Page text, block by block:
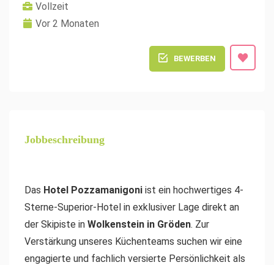
Vollzeit
Vor 2 Monaten
BEWERBEN
Jobbeschreibung
Das Hotel Pozzamanigoni ist ein hochwertiges 4-
Sterne-Superior-Hotel in exklusiver Lage direkt an
der Skipiste in Wolkenstein in Gröden. Zur
Verstärkung unseres Küchenteams suchen wir eine
engagierte und fachlich versierte Persönlichkeit als